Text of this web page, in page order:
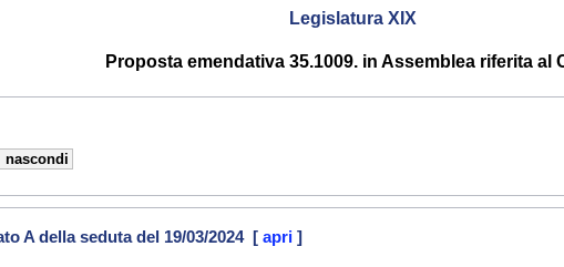
Legislatura XIX
Proposta emendativa 35.1009. in Assemblea riferita al
nascondi
A della seduta del 19/03/2024 [ apri ]